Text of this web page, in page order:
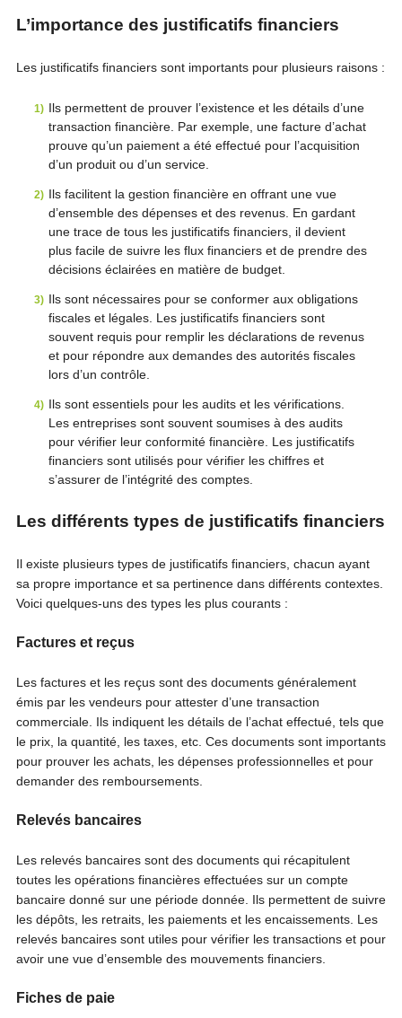
L’importance des justificatifs financiers
Les justificatifs financiers sont importants pour plusieurs raisons :
Ils permettent de prouver l’existence et les détails d’une
transaction financière. Par exemple, une facture d’achat
prouve qu’un paiement a été effectué pour l’acquisition
d’un produit ou d’un service.
Ils facilitent la gestion financière en offrant une vue
d’ensemble des dépenses et des revenus. En gardant
une trace de tous les justificatifs financiers, il devient
plus facile de suivre les flux financiers et de prendre des
décisions éclairées en matière de budget.
Ils sont nécessaires pour se conformer aux obligations
fiscales et légales. Les justificatifs financiers sont
souvent requis pour remplir les déclarations de revenus
et pour répondre aux demandes des autorités fiscales
lors d’un contrôle.
Ils sont essentiels pour les audits et les vérifications.
Les entreprises sont souvent soumises à des audits
pour vérifier leur conformité financière. Les justificatifs
financiers sont utilisés pour vérifier les chiffres et
s’assurer de l’intégrité des comptes.
Les différents types de justificatifs financiers
Il existe plusieurs types de justificatifs financiers, chacun ayant
sa propre importance et sa pertinence dans différents contextes.
Voici quelques-uns des types les plus courants :
Factures et reçus
Les factures et les reçus sont des documents généralement
émis par les vendeurs pour attester d’une transaction
commerciale. Ils indiquent les détails de l’achat effectué, tels que
le prix, la quantité, les taxes, etc. Ces documents sont importants
pour prouver les achats, les dépenses professionnelles et pour
demander des remboursements.
Relevés bancaires
Les relevés bancaires sont des documents qui récapitulent
toutes les opérations financières effectuées sur un compte
bancaire donné sur une période donnée. Ils permettent de suivre
les dépôts, les retraits, les paiements et les encaissements. Les
relevés bancaires sont utiles pour vérifier les transactions et pour
avoir une vue d’ensemble des mouvements financiers.
Fiches de paie